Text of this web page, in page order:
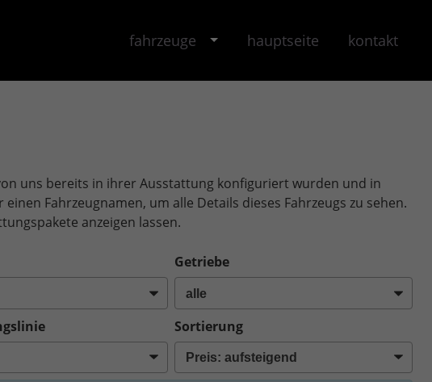
fahrzeuge hauptseite kontakt
uns bereits in ihrer Ausstattung konfiguriert wurden und in
Fahrzeugnamen, um alle Details dieses Fahrzeugs zu sehen.
anzeigen lassen.
Getriebe
Sortierung